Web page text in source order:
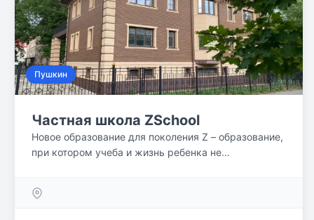
Пушкин
Частная школа ZSchool
Новое образование для поколения Z – образование,
при котором учеба и жизнь ребенка не
этого ему необходимо безопасное пространство,